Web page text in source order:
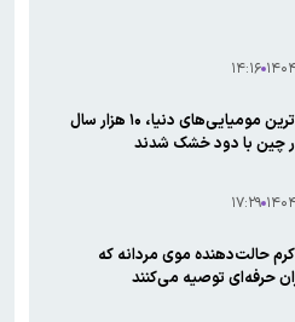
۳۱ ۱۴:۱۶
قدیمی‌ترین مومیایی‌های دنیا، ۱۰ هزار سال
چین با دود خشک شدند
۲۶ ۱۷:۲۹
کرم حالت‌دهنده موی مردانه که
حرفه‌ای توصیه می‌کنند